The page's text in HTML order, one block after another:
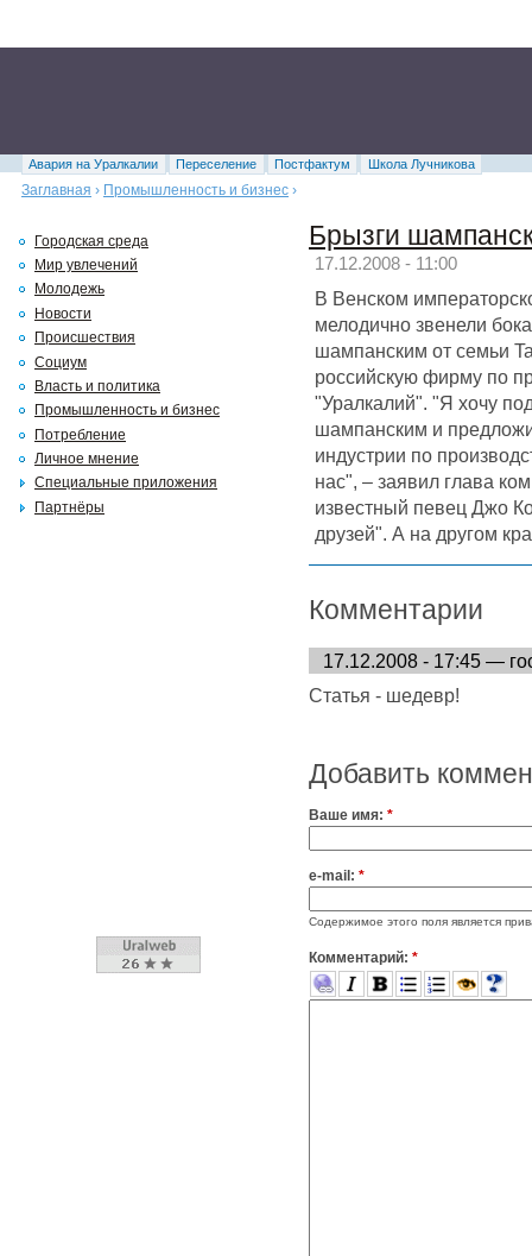
Авария на Уралкалии Переселение Постфактум
Школа Лучникова
Заглавная › Промышленность и бизнес ›
Брызги
17.12.2008 - 11:00
В Венском
мелодично звенели
шампанским от семьи
российскую фирму по
"Уралкалий". "Я хочу
шампанским и
индустрии по
нас", – заявил глава
известный певец Джо
друзей". А на другом
Комментарии
17.12.2008 - 17:45 —
Статья - шедевр!
Добавить
Ваше имя: *
e-mail: *
Содержимое этого поля является
Комментарий: *
Городская среда
Мир увлечений
Молодежь
Новости
Происшествия
Социум
Власть и политика
Промышленность и бизнес
Потребление
Личное мнение
Специальные приложения
Партнёры